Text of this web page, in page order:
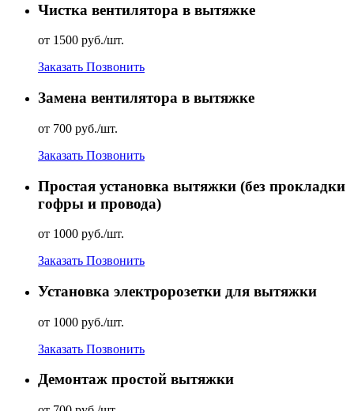
Чистка вентилятора в вытяжке
от 1500 руб./шт.
Заказать Позвонить
Замена вентилятора в вытяжке
от 700 руб./шт.
Заказать Позвонить
Простая установка вытяжки (без прокладки
гофры и провода)
от 1000 руб./шт.
Заказать Позвонить
Установка электророзетки для вытяжки
от 1000 руб./шт.
Заказать Позвонить
Демонтаж простой вытяжки